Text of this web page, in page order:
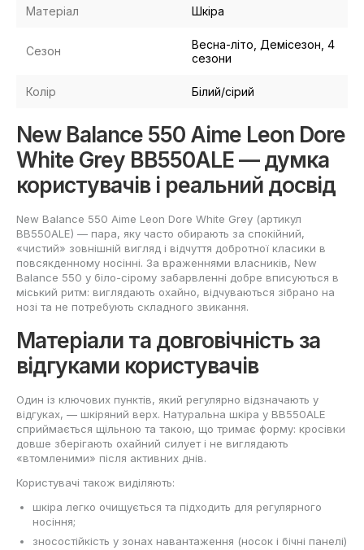
Матеріал Шкіра
Сезон
Весна-літо, Демісезон, 4
сезони
Колір Білий/сірий
New Balance 550 Aime Leon Dore
White Grey BB550ALE — думка
користувачів і реальний досвід
New Balance 550 Aime Leon Dore White Grey (артикул
BB550ALE) — пара, яку часто обирають за спокійний,
«чистий» зовнішній вигляд і відчуття добротної класики в
повсякденному носінні. За враженнями власників, New
Balance 550 у біло-сірому забарвленні добре вписуються в
міський ритм: виглядають охайно, відчуваються зібрано на
нозі та не потребують складного звикання.
Матеріали та довговічність за
відгуками користувачів
Один із ключових пунктів, який регулярно відзначають у
відгуках, — шкіряний верх. Натуральна шкіра у BB550ALE
сприймається щільною та такою, що тримає форму: кросівки
довше зберігають охайний силует і не виглядають
«втомленими» після активних днів.
Користувачі також виділяють:
шкіра легко очищується та підходить для регулярного
носіння;
зносостійкість у зонах навантаження (носок і бічні панелі)